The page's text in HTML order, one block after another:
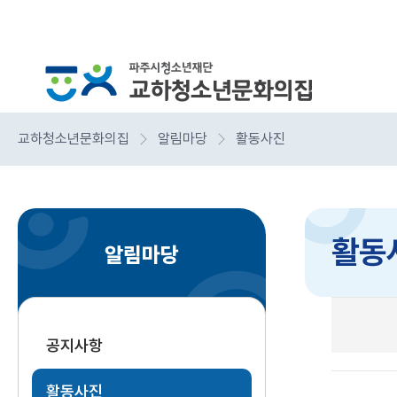
교하청소년문화의집 알림마당 활동사진
알림마당
공지사항
활동사진
활동